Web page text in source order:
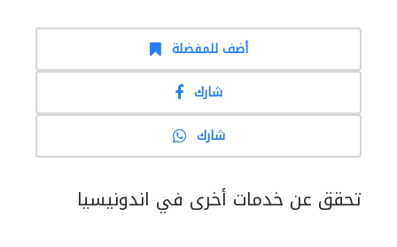
أضف للمفضلة
شارك
شارك
تحقق عن خدمات أخرى في اندونيسيا